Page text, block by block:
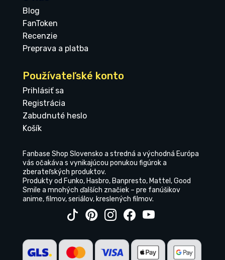
Blog
FanToken
Recenzie
Preprava a platba
Používateľské konto
Prihlásiť sa
Registrácia
Zabudnuté heslo
Košík
Fanbase Shop Slovensko a stredná a východná Európa
vás očakáva s vynikajúcou ponukou figúrok a
zberateľských produktov.
Produkty od Funko, Hasbro, Banpresto, Mattel, Good
Smile a mnohých ďalších značiek – pre fanúšikov
anime, filmov, seriálov, kreslených filmov.